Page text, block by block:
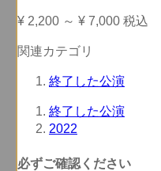
¥ 2,200 ～ ¥ 7,000 税込
関連カテゴリ
終了した公演
終了した公演
2022
必ずご確認ください